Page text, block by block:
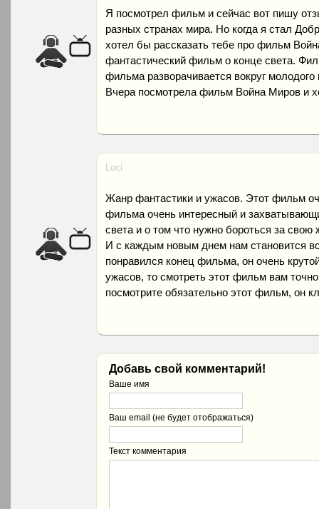
Я посмотрел фильм и сейчас вот пишу
разных странах мира. Но когда я стал
хотел бы рассказать тебе про фильм
фантастический фильм о конце света.
фильма разворачивается вокруг
Вчера посмотрела фильм Война Миров и
Leci
Жанр фантастики и ужасов. Этот фильм
фильма очень интересный и
света и о том что нужно бороться за
И с каждым новым днем нам становится
понравился конец фильма, он очень
ужасов, то смотреть этот фильм вам
посмотрите обязательно этот фильм, он
Добавь свой комментарий!
Ваше имя
Ваш email (не будет отображаться)
Текст комментария